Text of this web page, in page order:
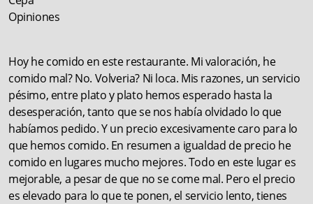
Hoy he comido en este restaurante. Mi valoración, he
comido mal? No. Volveria? Ni loca. Mis razones, un servicio
pésimo, entre plato y plato hemos esperado hasta la
desesperación, tanto que se nos había olvidado lo que
habíamos pedido. Y un precio excesivamente caro para lo
que hemos comido. En resumen a igualdad de precio he
comido en lugares mucho mejores. Todo en este lugar es
mejorable, a pesar de que no se come mal. Pero el precio
es elevado para lo que te ponen, el servicio lento, tienes